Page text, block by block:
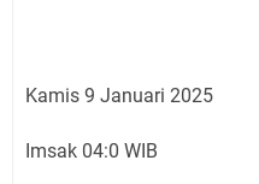
Kamis 9 Januari 2025
Imsak 04:0 WIB